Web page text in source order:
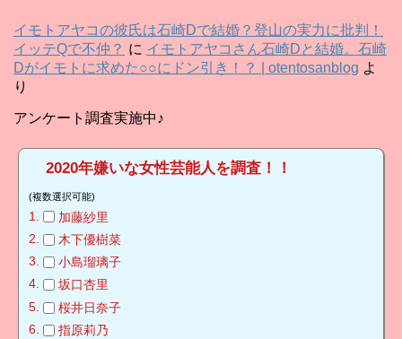
ブ
イモトアヤコの彼氏は石崎Dで結婚？登山の実力に批判！
イッテQで不仲？ に イモトアヤコさん石崎Dと結婚。石崎
Dがイモトに求めた○○にドン引き！？ | otentosanblog よ
り
アンケート調査実施中♪
2020年嫌いな女性芸能人を調査！！
(複数選択可能)
加藤紗里
木下優樹菜
小島瑠璃子
坂口杏里
桜井日奈子
指原莉乃